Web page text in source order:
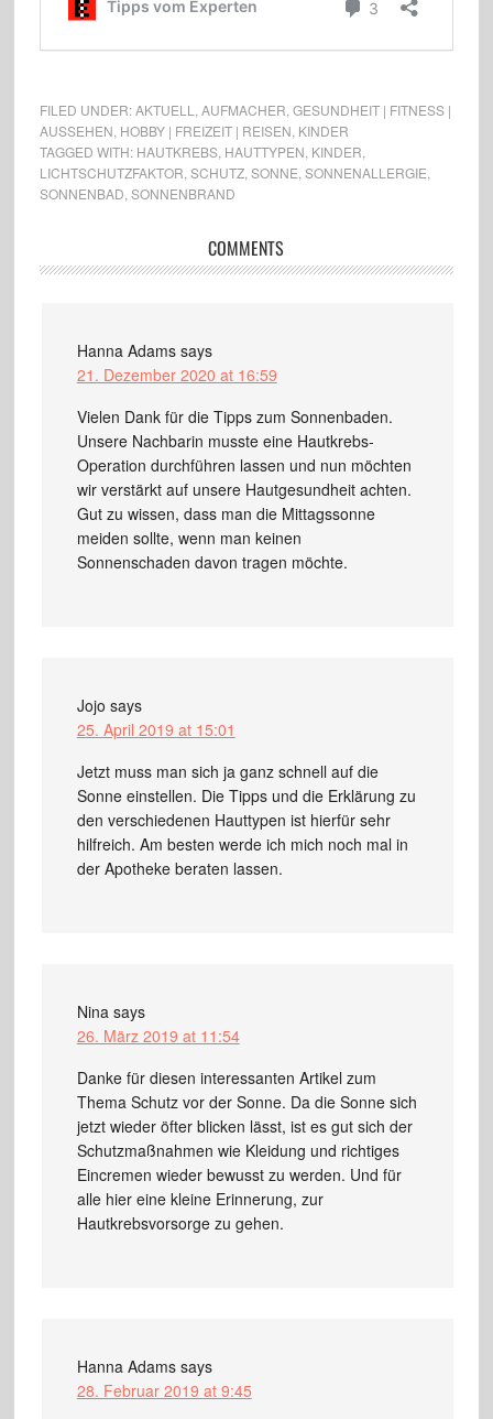
FILED UNDER:AKTUELL AUFMACHER GESUNDHEIT | FITNESS |
AUSSEHEN HOBBY | FREIZEIT | REISEN KINDER
TAGGED WITH: HAUTKREBS, HAUTTYPEN KINDER
LICHTSCHUTZFAKTOR SCHUTZ, SONNE SONNENALLERGIE
SONNENBAD SONNENBRAND
COMMENTS
Hanna Adams says
21. Dezember 2020 at 16:59
Vielen Dank für die Tipps zum Sonnenbaden.
Unsere Nachbarin musste eine Hautkrebs-
Operation durchführen lassen und nun möchten
wir verstärkt auf unsere Hautgesundheit achten.
Gut zu wissen, dass man die Mittagssonne
meiden sollte, wenn man keinen
Sonnenschaden davon tragen möchte.
Jojo says
25. April 2019 at 15:01
Jetzt muss man sich ja ganz schnell auf die
Sonne einstellen. Die Tipps und die Erklärung zu
den verschiedenen Hauttypen ist hierfür sehr
hilfreich. Am besten werde ich mich noch mal in
der Apotheke beraten lassen.
Nina says
26. März 2019 at 11:54
Danke für diesen interessanten Artikel zum
Thema Schutz vor der Sonne. Da die Sonne sich
jetzt wieder öfter blicken lässt, ist es gut sich der
Schutzmaßnahmen wie Kleidung und richtiges
Eincremen wieder bewusst zu werden. Und für
alle hier eine kleine Erinnerung, zur
Hautkrebsvorsorge zu gehen.
Hanna Adams says
28. Februar 2019 at 9:45